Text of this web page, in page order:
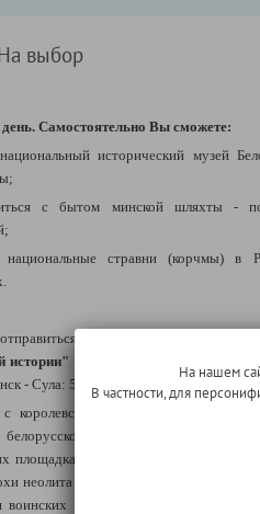
выбор
Самостоятельно Вы сможете:
исторический музей
с бытом минской шляхты -
национальные стравни (корчмы) в
на
истории" в Парк-музей
- Сула: 50 км).
с королевской охотничьей усадьбой
белорусской старины и
площадках, раскрывающих историю и
неолита до наших дней. Участие в
забавах времен раннего
На нашем
В частности, для